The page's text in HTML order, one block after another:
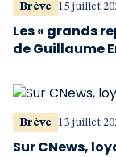
Brève 15 juillet
Les « grands
de Guillaume
Brève 13 juillet
Sur CNews,